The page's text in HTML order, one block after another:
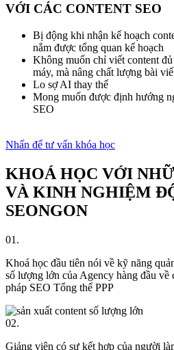
VỚI CÁC CONTENT SEO
Bị động khi nhận kế hoạch
nắm được tổng quan kế hoạch
Không muốn chỉ viết content
máy, mà nâng chất lượng bài
Lo sợ AI thay thế
Mong muốn được định hướng
SEO
Nhấn để tư vấn khóa học
KHOÁ HỌC VỚI
VÀ KINH NGHIỆM
SEONGON
01.
Khoá học đầu tiên nói về kỹ năng
số lượng lớn của Agency hàng đầu
pháp SEO Tổng thể PPP
02.
Giảng viên có sự kết hợp của người